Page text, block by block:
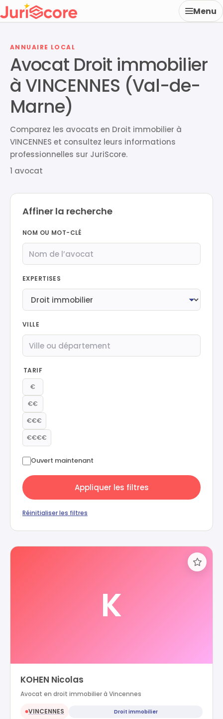
Menu
ANNUAIRE LOCAL
Avocat Droit immobilier
à VINCENNES (Val-de-
Marne)
Comparez les avocats en Droit immobilier à
VINCENNES et consultez leurs informations
professionnelles sur JuriScore.
1 avocat
Affiner la recherche
NOM OU MOT-CLÉ
EXPERTISES
VILLE
TARIF
€
€€
€€€
€€€€
Ouvert maintenant
Appliquer les filtres
Réinitialiser les filtres
K
KOHEN Nicolas
Avocat en droit immobilier à Vincennes
●VINCENNES Droit immobilier